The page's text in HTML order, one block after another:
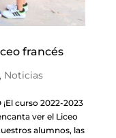
francés
Noticias
¡El curso 2022-2023
ver el Liceo
alumnos, las